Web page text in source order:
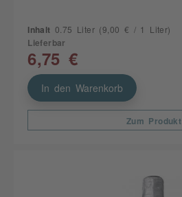
Inhalt 0.75 Liter (9,00 € / 1 Liter)
Lieferbar
6,75 €
In den Warenkorb
Zum Produkt